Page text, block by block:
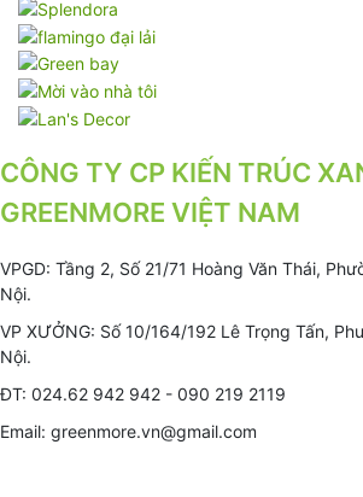
CÔNG TY CP KIẾN TRÚC
GREENMORE VIỆT NAM
VPGD: Tầng 2, Số 21/71 Hoàng Văn Thái,
Nội.
VP XƯỞNG: Số 10/164/192 Lê Trọng Tấn,
Nội.
ĐT: 024.62 942 942 - 090 219 2119
Email: greenmore.vn@gmail.com